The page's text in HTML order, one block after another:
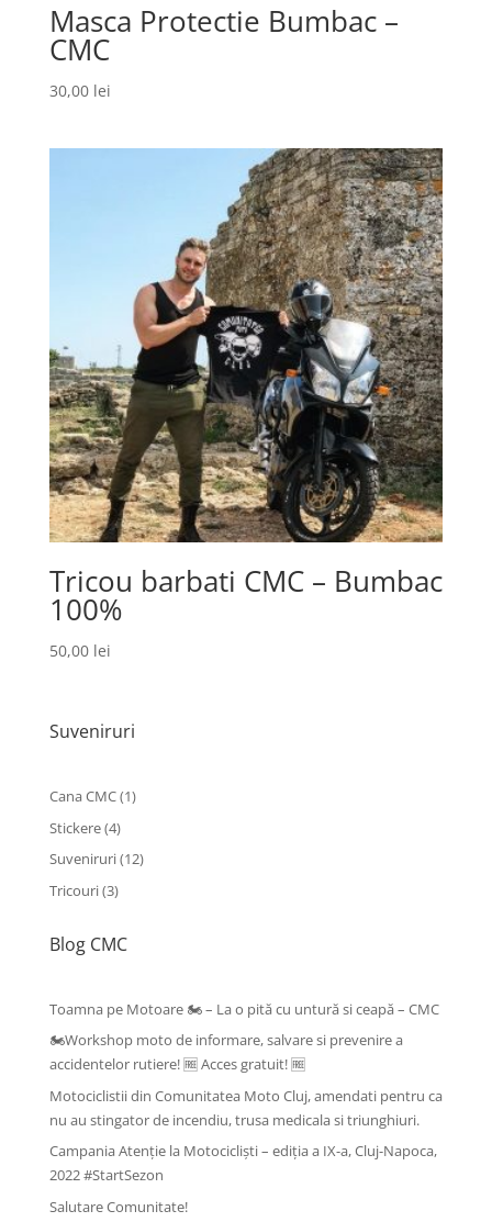
Masca Protectie Bumbac –
CMC
30,00 lei
Tricou barbati CMC – Bumbac
100%
50,00 lei
Suveniruri
Cana CMC 11
Stickere 44
produse
Suveniruri 1212
Tricouri 33
Blog CMC
Toamna pe Motoare 🏍️ – La o pită cu untură si ceapă – CMC
🏍️Workshop moto de informare, salvare si prevenire a
accidentelor rutiere! 🆓 Acces gratuit! 🆓
Motociclistii din Comunitatea Moto Cluj, amendati pentru ca
nu au stingator de incendiu, trusa medicala si triunghiuri.
Campania Atenție la Motocicliști – ediția a IX-a, Cluj-Napoca,
2022 #StartSezon
Salutare Comunitate!